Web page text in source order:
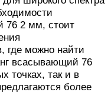
76 2 мм, стоит
где можно найти
всасывающий 76
точках, так и в
более